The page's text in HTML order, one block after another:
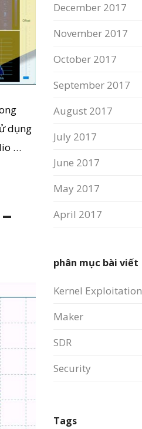
dụng
…
December 2017
November 2017
October 2017
September 2017
August 2017
July 2017
June 2017
May 2017
April 2017
phân mục bài viết
Kernel Exploitation
Maker
SDR
Security
Tags